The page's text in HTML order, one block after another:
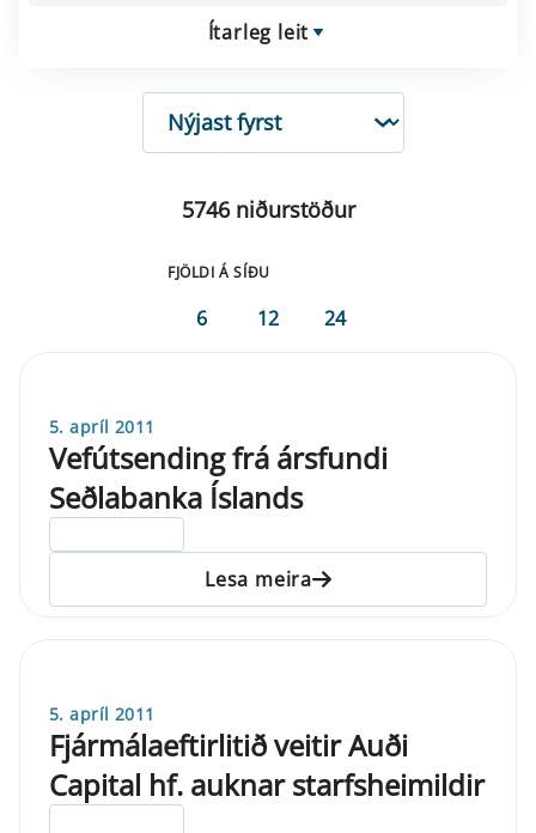
Ítarleg leit
RÖÐUN
5746 niðurstöður
FJÖLDI Á SÍÐU
6 12 24
5. apríl 2011
Vefútsending frá ársfundi
Seðlabanka Íslands
Lesa meira
5. apríl 2011
Fjármálaeftirlitið veitir Auði
Capital hf. auknar starfsheimildir